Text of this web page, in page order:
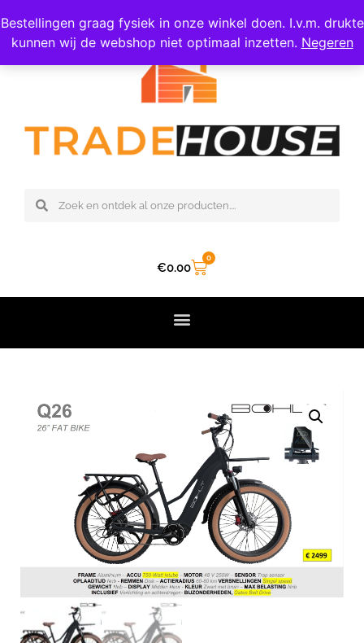
Bestellingen graag fysiek in onze winkel doen. I.v.m. drukte
kunnen wij de webshop niet optimaal inzetten. Negeren
€0.00
0